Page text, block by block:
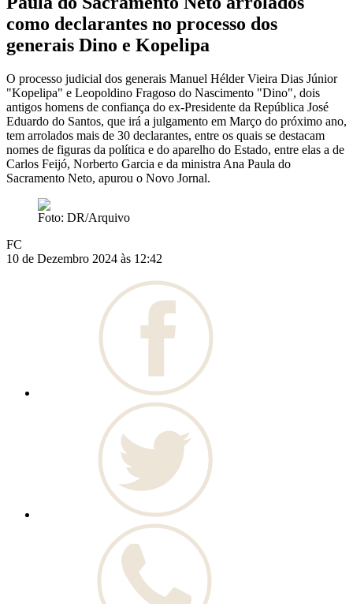
como declarantes no processo dos
generais Dino e Kopelipa
O processo judicial dos generais Manuel Hélder Vieira Dias Júnior
"Kopelipa" e Leopoldino Fragoso do Nascimento "Dino", dois
antigos homens de confiança do ex-Presidente da República José
Eduardo do Santos, que irá a julgamento em Março do próximo ano,
tem arrolados mais de 30 declarantes, entre os quais se destacam
nomes de figuras da política e do aparelho do Estado, entre elas a de
Carlos Feijó, Norberto Garcia e da ministra Ana Paula do
Sacramento Neto, apurou o Novo Jornal.
Foto: DR/Arquivo
FC
10 de Dezembro 2024 às 12:42